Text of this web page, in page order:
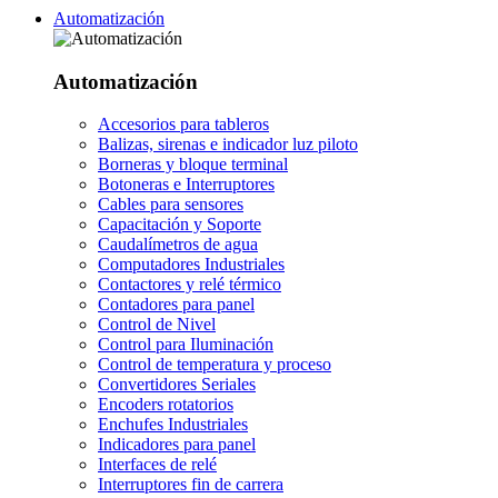
Automatización
Automatización
Accesorios para tableros
Balizas, sirenas e indicador luz piloto
Borneras y bloque terminal
Botoneras e Interruptores
Cables para sensores
Capacitación y Soporte
Caudalímetros de agua
Computadores Industriales
Contactores y relé térmico
Contadores para panel
Control de Nivel
Control para Iluminación
Control de temperatura y proceso
Convertidores Seriales
Encoders rotatorios
Enchufes Industriales
Indicadores para panel
Interfaces de relé
Interruptores fin de carrera